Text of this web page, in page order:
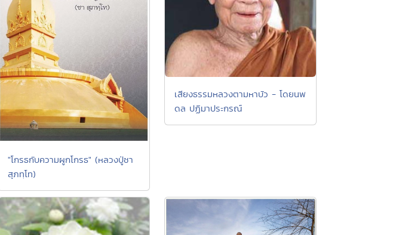
"โกรธกับความผูกโกรธ" (หลวงปู่ชา
สุภทฺโท)
เสียงธรรมหลวงตามหาบัว - โดยนพ
ดล ปฏิมาประกรณ์